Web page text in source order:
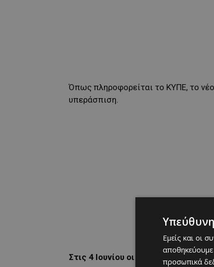
Όπως πληροφορείται το ΚΥΠΕ, το νέο
υπεράσπιση.
Στις 4 Ιουνίου οι ενστάσεις
Εμείς και οι
προσωπικά